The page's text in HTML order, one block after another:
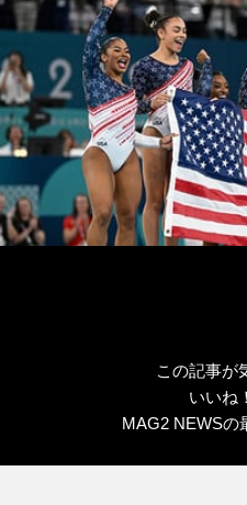
この記事が
いいね
MAG2 NEWSの